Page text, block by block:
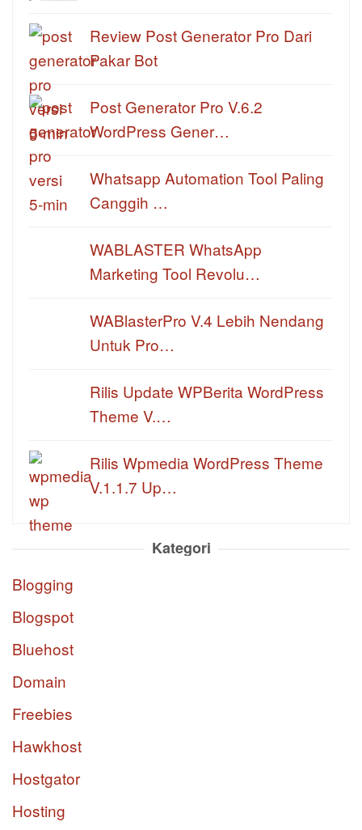
Review Post Generator Pro Dari
Pakar Bot
Post Generator Pro V.6.2
WordPress Gener…
Whatsapp Automation Tool Paling
Canggih …
WABLASTER WhatsApp
Marketing Tool Revolu…
WABlasterPro V.4 Lebih Nendang
Untuk Pro…
Rilis Update WPBerita WordPress
Theme V.…
Rilis Wpmedia WordPress Theme
V.1.1.7 Up…
Kategori
Blogging
Blogspot
Bluehost
Domain
Freebies
Hawkhost
Hostgator
Hosting